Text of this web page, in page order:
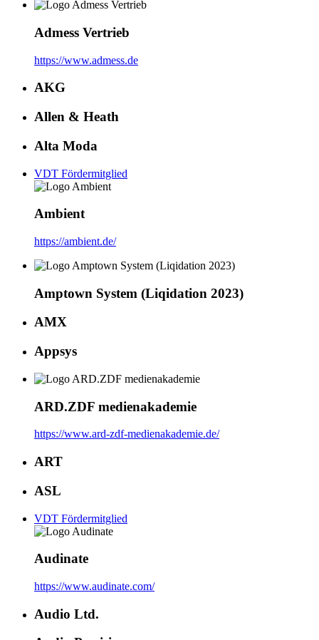
Admess Vertrieb
https://www.admess.de
AKG
Allen & Heath
Alta Moda
VDT Fördermitglied
Ambient
https://ambient.de/
Amptown System (Liqidation 2023)
AMX
Appsys
ARD.ZDF medienakademie
https://www.ard-zdf-medienakademie.de/
ART
ASL
VDT Fördermitglied
Audinate
https://www.audinate.com/
Audio Ltd.